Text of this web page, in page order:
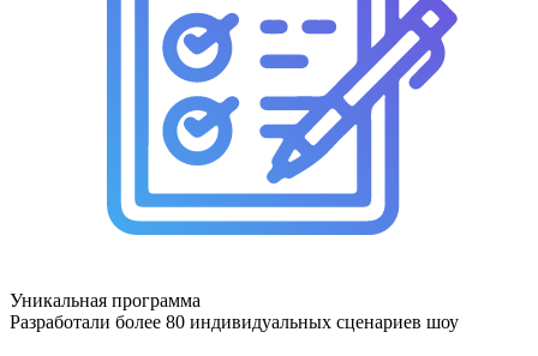
Уникальная программа
Разработали более 80 индивидуальных сценариев шоу